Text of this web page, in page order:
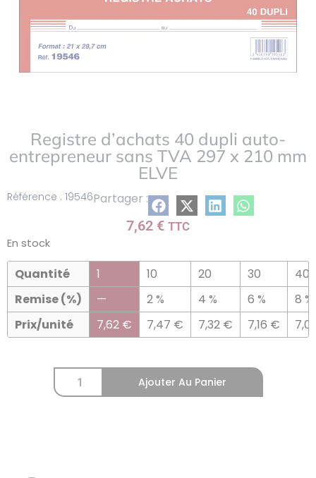
Référence : 19546Partager :
Registre d’achats 40 dupli auto-
entrepreneur sans TVA 297 x 210 mm
ELVE
7,62 € TTC
En stock
Quantité
Remise (%)
Prix/unité
1
—
7,62 €
10
2 %
7,47 €
20
4 %
7,32 €
30
6 %
7,16 €
40+
8 %
Ajouter Au Panier